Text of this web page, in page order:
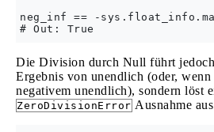
neg_inf == -
Die Division durch Null führt
Ergebnis von unendlich (oder, wenn
negativem unendlich), sondern löst
ZeroDivisionError Ausnahme